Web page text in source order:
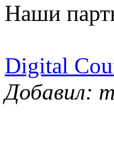
Наши
Digital
Добавил: